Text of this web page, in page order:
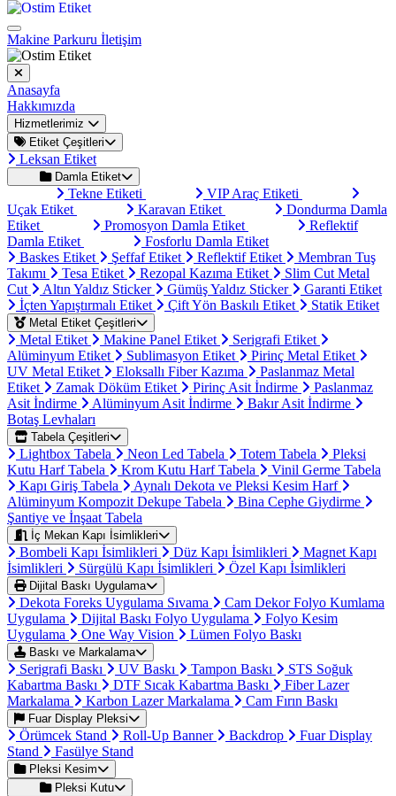
Makine Parkuru İletişim
Anasayfa
Hakkımızda
Hizmetlerimiz
Etiket Çeşitleri
Leksan Etiket
Damla Etiket
Tekne Etiketi
VIP Araç Etiketi
Uçak Etiket
Karavan Etiket
Dondurma Damla
Etiket
Promosyon Damla Etiket
Reflektif
Damla Etiket
Fosforlu Damla Etiket
Baskes Etiket
Şeffaf Etiket Reflektif Etiket
Membran Tuş
Takımı
Tesa Etiket Rezopal Kazıma Etiket
Slim Cut Metal
Cut
Altın Yaldız Sticker Gümüş Yaldız Sticker
Garanti Etiket
İçten Yapıştırmalı Etiket
Çift Yön Baskılı Etiket Statik Etiket
Metal Etiket Çeşitleri
Metal Etiket Makine Panel Etiket
Serigrafi Etiket
Alüminyum Etiket
Sublimasyon Etiket
Pirinç Metal Etiket
UV Metal Etiket
Eloksallı Fiber Kazıma
Paslanmaz Metal
Etiket
Zamak Döküm Etiket Pirinç Asit İndirme
Paslanmaz
Asit İndirme
Alüminyum Asit İndirme
Bakır Asit İndirme
Botaş Levhaları
Tabela Çeşitleri
Lightbox Tabela Neon Led Tabela Totem Tabela
Pleksi
Kutu Harf Tabela
Krom Kutu Harf Tabela
Vinil Germe Tabela
Kapı Giriş Tabela
Aynalı Dekota ve Pleksi Kesim Harf
Alüminyum Kompozit Dekupe Tabela
Bina Cephe Giydirme
Şantiye ve İnşaat Tabela
İç Mekan Kapı İsimlikleri
Bombeli Kapı İsimlikleri Düz Kapı İsimlikleri
Magnet Kapı
İsimlikleri
Sürgülü Kapı İsimlikleri Özel Kapı İsimlikleri
Dijital Baskı Uygulama
Dekota Foreks Uygulama Sıvama
Cam Dekor Folyo Kumlama
Uygulama
Dijital Baskı Folyo Uygulama
Folyo Kesim
Uygulama
One Way Vision Lümen Folyo Baskı
Baskı ve Markalama
Serigrafi Baskı UV Baskı Tampon Baskı
STS Soğuk
Kabartma Baskı
DTF Sıcak Kabartma Baskı
Fiber Lazer
Markalama
Karbon Lazer Markalama Cam Fırın Baskı
Fuar Display Pleksi
Örümcek Stand Roll-Up Banner Backdrop
Fuar Display
Stand
Fasülye Stand
Pleksi Kesim
Pleksi Kutu